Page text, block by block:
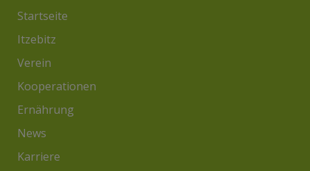
Startseite
Itzebitz
Verein
Kooperationen
Ernährung
News
Karriere